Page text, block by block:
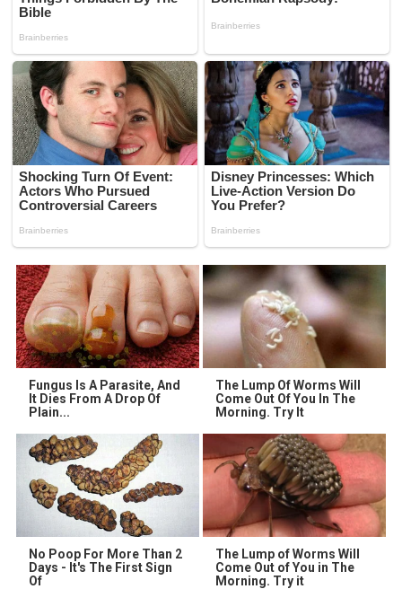
Fungus Is A Parasite, And
It Dies From A Drop Of
Plain...
The Lump Of Worms Will
Come Out Of You In The
Morning. Try It
No Poop For More Than 2
Days - It's The First Sign
Of
The Lump of Worms Will
Come Out of You in The
Morning. Try it